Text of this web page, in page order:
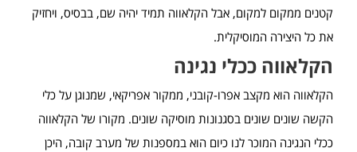
קטנים ממקום למקום, אבל הקלאווה תמיד יהיה שם, בבסיס, ויחזיק
את כל היצירה המוסיקלית.
הקלאווה ככלי נגינה
הקלאווה הוא מקצב אפרו-קובני, ממקור אפריקאי, שמנוגן על כלי
הקשה שונים שונים בסגנונות מוסיקה שונים. מקורו של הקלאווה
ככלי הנגינה המוכר לנו כיום הוא במספנות של מערב קובה, היכן